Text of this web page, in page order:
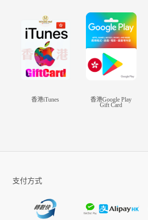
香港iTunes 香港Google Play
Gift Card
支付方式